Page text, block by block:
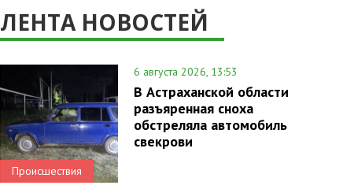
ЛЕНТА НОВОСТЕЙ
Происшествия
6 августа 2026, 13:53
В Астраханской области
разъяренная сноха
обстреляла автомобиль
свекрови